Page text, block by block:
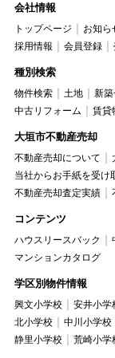
会社情報
トップページ お知ら
採用情報
会員登録
種別検索
物件検索 土地 新
中古リフォーム
賃貸
大垣市不動産売却
不動産売却について
当社からお手紙を受け
不動産売却査定実績
コンテンツ
ハウスリースバック
マンションカタログ
学区別物件情報
興文小学校 安井小学
北小学校
中川小学校
静里小学校
荒崎小学